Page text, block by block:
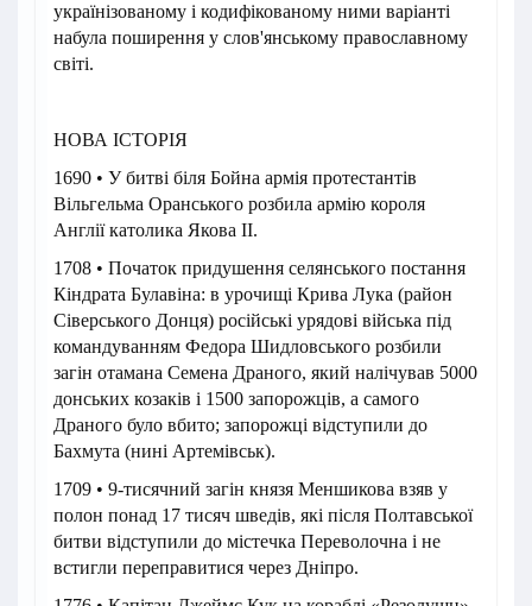
українізованому і кодифікованому ними варіанті
набула поширення у слов'янському православному
світі.
НОВА ІСТОРІЯ
1690 • У битві біля Бойна армія протестантів
Вільгельма Оранського розбила армію короля
Англії католика Якова II.
1708 • Початок придушення селянського постання
Кіндрата Булавіна: в урочищі Крива Лука (район
Сіверського Донця) російські урядові війська під
командуванням Федора Шидловського розбили
загін отамана Семена Драного, який налічував 5000
донських козаків і 1500 запорожців, а самого
Драного було вбито; запорожці відступили до
Бахмута (нині Артемівськ).
1709 • 9-тисячний загін князя Меншикова взяв у
полон понад 17 тисяч шведів, які після Полтавської
битви відступили до містечка Переволочна і не
встигли переправитися через Дніпро.